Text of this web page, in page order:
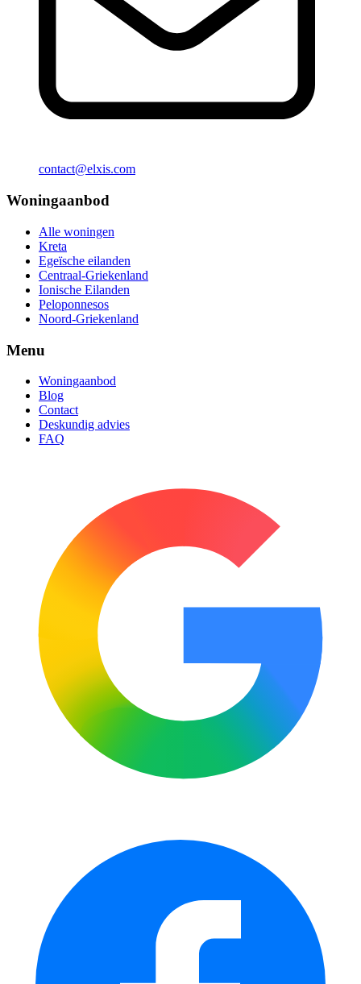
contact@elxis.com
Woningaanbod
Alle woningen
Kreta
Egeïsche eilanden
Centraal-Griekenland
Ionische Eilanden
Peloponnesos
Noord-Griekenland
Menu
Woningaanbod
Blog
Contact
Deskundig advies
FAQ